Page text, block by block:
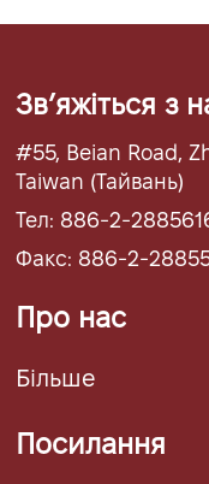
Звʼяжіться з
#55, Beian Road,
Taiwan (Тайвань)
Тел: 886-2-
Факс: 886-2-
Про нас
Більше
Посилання